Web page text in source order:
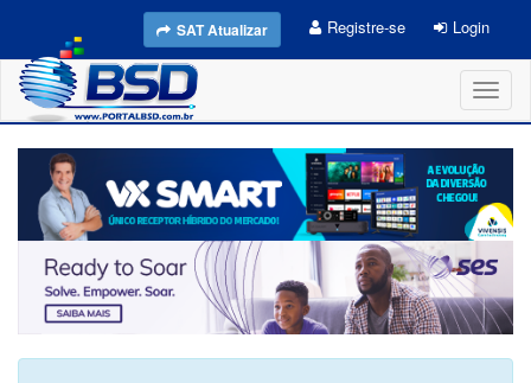
SAT Atualizar Registre-se Login